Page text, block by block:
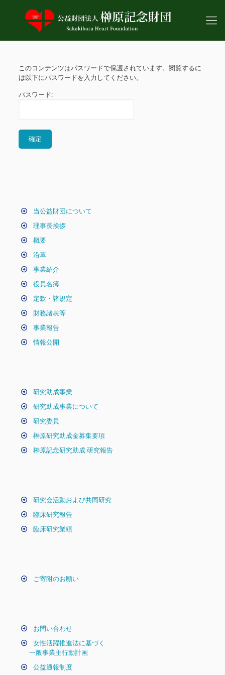
このコンテンツはパスワードで保護されています。閲覧するに
は以下にパスワードを入力してください。
パスワード:
当公益財団について
理事長挨拶
概要
沿革
事業紹介
役員名簿
定款・諸規定
財務諸表等
事業報告
情報公開
研究助成事業
研究助成事業について
研究委員
榊原研究助成金募集要項
榊原記念研究助成 研究報告
研究会活動および共同研究
臨床研究報告
臨床研究業績
ご寄附のお願い
お問い合わせ
女性活躍推進法に基づく
一般事業主行動計画
公益通報制度